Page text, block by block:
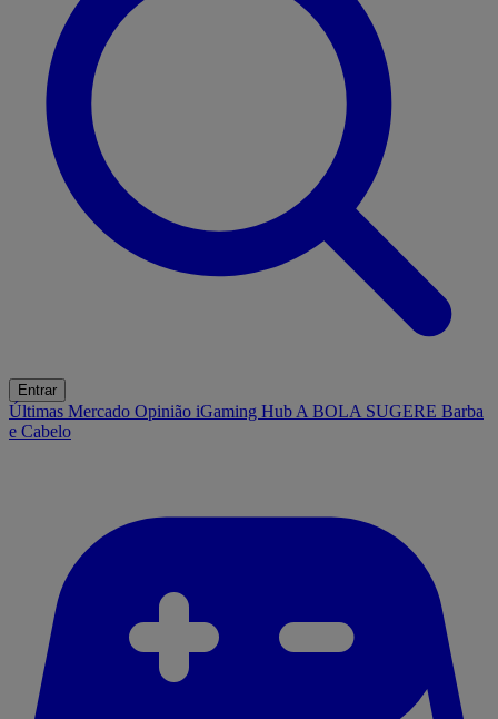
Entrar
Últimas Mercado Opinião iGaming Hub A BOLA SUGERE Barba
e Cabelo